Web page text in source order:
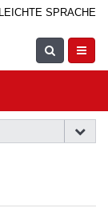
LEICHTE SPRACHE
Suche